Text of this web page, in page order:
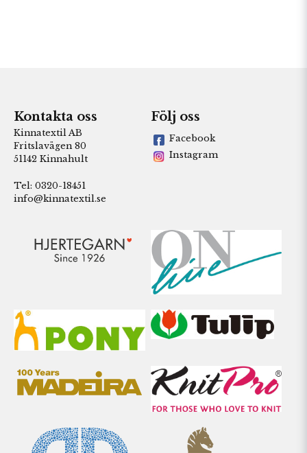
Kontakta oss
Kinnatextil AB
Fritslavägen 80
51142 Kinnahult
Tel: 0320-18451
info@kinnatextil.se
Följ oss
Facebook
Instagram